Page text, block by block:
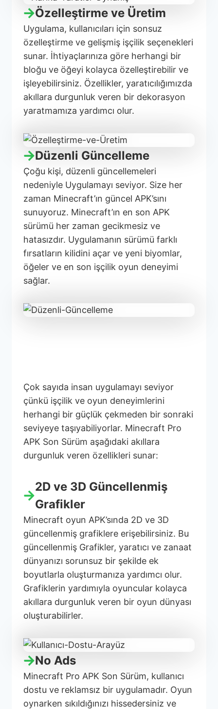
Özelleştirme ve Üretim
Uygulama, kullanıcıları için sonsuz
özelleştirme ve gelişmiş işçilik seçenekleri
sunar. İhtiyaçlarınıza göre herhangi bir
bloğu ve öğeyi kolayca özelleştirebilir ve
işleyebilirsiniz. Özellikler, yaratıcılığımızda
akıllara durgunluk veren bir dekorasyon
yaratmamıza yardımcı olur.
Düzenli Güncelleme
Çoğu kişi, düzenli güncellemeleri
nedeniyle Uygulamayı seviyor. Size her
zaman Minecraft’ın güncel APK’sını
sunuyoruz. Minecraft’ın en son APK
sürümü her zaman gecikmesiz ve
hatasızdır. Uygulamanın sürümü farklı
fırsatların kilidini açar ve yeni biyomlar,
öğeler ve en son işçilik oyun deneyimi
sağlar.
Çok sayıda insan uygulamayı seviyor
çünkü işçilik ve oyun deneyimlerini
herhangi bir güçlük çekmeden bir sonraki
seviyeye taşıyabiliyorlar. Minecraft Pro
APK Son Sürüm aşağıdaki akıllara
durgunluk veren özellikleri sunar:
2D ve 3D Güncellenmiş
Grafikler
Minecraft oyun APK’sında 2D ve 3D
güncellenmiş grafiklere erişebilirsiniz. Bu
güncellenmiş Grafikler, yaratıcı ve zanaat
dünyanızı sorunsuz bir şekilde ek
boyutlarla oluşturmanıza yardımcı olur.
Grafiklerin yardımıyla oyuncular kolayca
akıllara durgunluk veren bir oyun dünyası
oluşturabilirler.
No Ads
Minecraft Pro APK Son Sürüm, kullanıcı
dostu ve reklamsız bir uygulamadır. Oyun
oynarken sıkıldığınızı hissedersiniz ve